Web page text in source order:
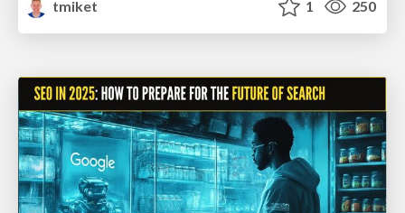
tmiket
1 250